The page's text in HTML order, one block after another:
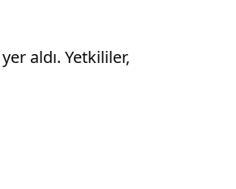
aldı. Yetkililer,